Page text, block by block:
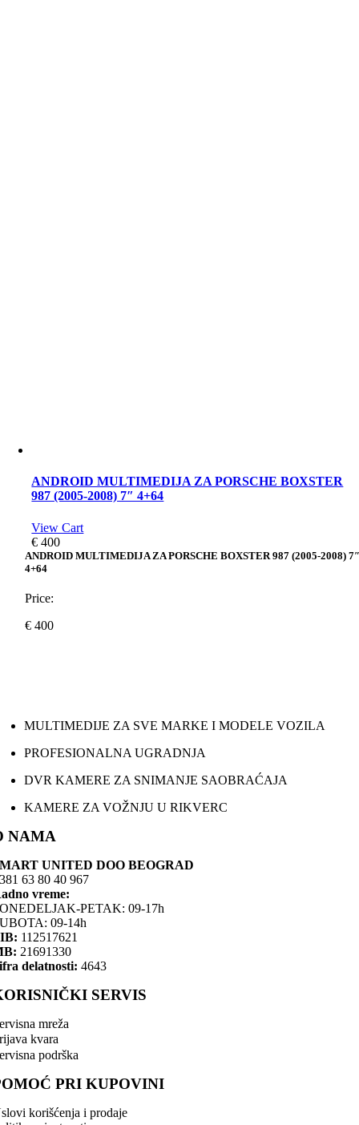
ANDROID MULTIMEDIJA ZA PORSCHE BOXSTER
987 (2005-2008) 7″ 4+64
View Cart
€ 400
ANDROID MULTIMEDIJA ZA PORSCHE BOXSTER 987 (2005-2008)
4+64
Price:
€ 400
MULTIMEDIJE ZA SVE MARKE I MODELE VOZILA
PROFESIONALNA UGRADNJA
DVR KAMERE ZA SNIMANJE SAOBRAĆAJA
KAMERE ZA VOŽNJU U RIKVERC
NAMA
UNITED DOO BEOGRAD
63 80 40 967
vreme:
PETAK: 09-17h
09-14h
112517621
21691330
delatnosti: 4643
SERVIS
mreža
kvara
podrška
PRI KUPOVINI
korišćenja i prodaje